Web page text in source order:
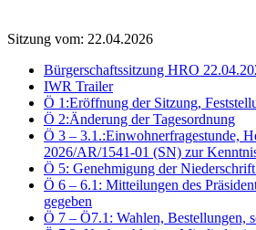
Sitzung vom: 22.04.2026
Bürgerschaftssitzung HRO
IWR Trailer
Ö 1:Eröffnung der Sitzung,
Ö 2:Änderung der Tagesordnung
Ö 3 – 3.1.:Einwohnerfragestunde,
2026/AR/1541-01 (SN) zur
Ö 5: Genehmigung der
Ö 6 – 6.1: Mitteilungen des
gegeben
Ö 7 – Ö7.1: Wahlen, Bestellungen,